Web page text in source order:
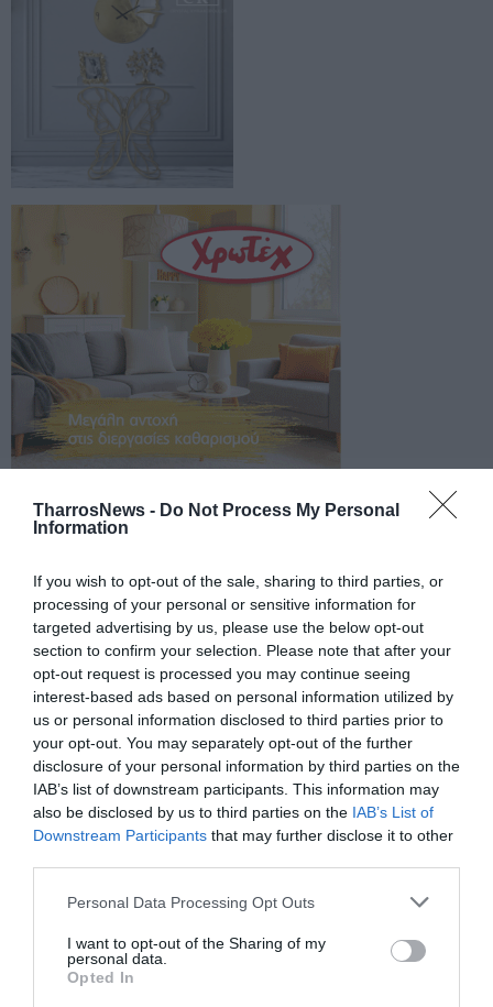
TharrosNews - Do Not Process My Personal
Information
If you wish to opt-out of the sale, sharing to third parties, or
processing of your personal or sensitive information for
targeted advertising by us, please use the below opt-out
section to confirm your selection. Please note that after your
opt-out request is processed you may continue seeing
interest-based ads based on personal information utilized by
us or personal information disclosed to third parties prior to
your opt-out. You may separately opt-out of the further
disclosure of your personal information by third parties on the
IAB’s list of downstream participants. This information may
also be disclosed by us to third parties on the IAB’s List of
Downstream Participants that may further disclose it to other
Personal Data Processing Opt Outs
I want to opt-out of the Sharing of my
personal data.
Opted In
Σχετικά Άρθρα